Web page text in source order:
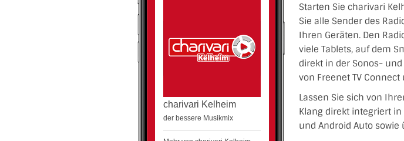
charivari Kelheim
der bessere Musikmix
Starten Sie charivari
Sie alle Sender des
Ihren Geräten. Den
viele Tablets, auf dem
direkt in der Sonos- und
von Freenet TV
Lassen Sie sich von
Klang direkt integriert in
und Android Auto sowie